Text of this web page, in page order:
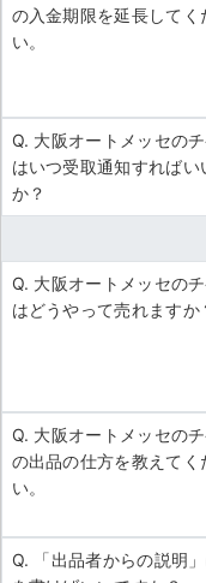
の入金期限を延長してく
い。
Q. 大阪オートメッセの
はいつ受取通知すればい
か？
Q. 大阪オートメッセの
はどうやって売れますか
Q. 大阪オートメッセの
の出品の仕方を教えてく
い。
Q. 「出品者からの説明